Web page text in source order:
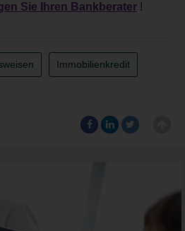
Sie Ihren Bankberater !
Immobilienkredit